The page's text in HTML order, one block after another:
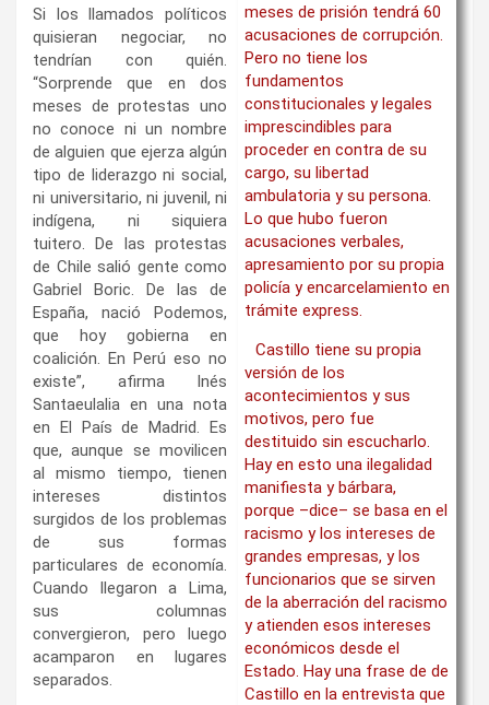
meses de prisión tendrá 60
acusaciones de corrupción.
Pero no tiene los
fundamentos
constitucionales y legales
imprescindibles para
proceder en contra de su
cargo, su libertad
ambulatoria y su persona.
Lo que hubo fueron
acusaciones verbales,
apresamiento por su propia
policía y encarcelamiento en
trámite express.
Castillo tiene su propia
versión de los
acontecimientos y sus
motivos, pero fue
destituido sin escucharlo.
Hay en esto una ilegalidad
manifiesta y bárbara,
porque –dice– se basa en el
racismo y los intereses de
grandes empresas, y los
funcionarios que se sirven
de la aberración del racismo
y atienden esos intereses
económicos desde el
Estado. Hay una frase de de
Castillo en la entrevista que
Si los llamados políticos
quisieran negociar, no
tendrían con quién.
“Sorprende que en dos
meses de protestas uno
no conoce ni un nombre
de alguien que ejerza algún
tipo de liderazgo ni social,
ni universitario, ni juvenil, ni
indígena, ni siquiera
tuitero. De las protestas
de Chile salió gente como
Gabriel Boric. De las de
España, nació Podemos,
que hoy gobierna en
coalición. En Perú eso no
existe”, afirma Inés
Santaeulalia en una nota
en El País de Madrid. Es
que, aunque se movilicen
al mismo tiempo, tienen
intereses distintos
surgidos de los problemas
de sus formas
particulares de economía.
Cuando llegaron a Lima,
sus columnas
convergieron, pero luego
acamparon en lugares
separados.